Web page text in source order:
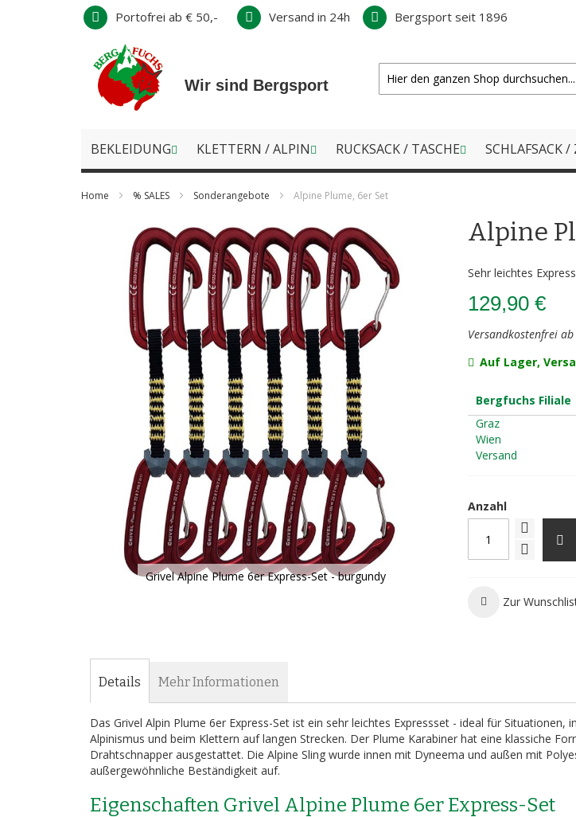
Direkt
Inhalt
Portofrei ab € 50,- Versand in 24h Bergsport seit 1896
Wir sind Bergsport
BEKLEIDUNG KLETTERN / ALPIN RUCKSACK / TASCHE SCHLAFSACK /
Home % SALES Sonderangebote Alpine Plume, 6er Set
Bildergalerie
Grivel Alpine Plume 6er Express-Set - burgundy
springen
Alpine
Sehr leichtes
129,90 €
Versandkostenfrei ab
Auf Lager,
Bergfuchs Filiale
Graz
Wien
Versand
Anzahl
Zur
Details
Das Grivel Alpin Plume 6er Express-Set ist ein sehr leichtes Expressset - ideal für Situationen,
Alpinismus und beim Klettern auf langen Strecken. Der Plume Karabiner hat eine klassiche
Drahtschnapper ausgestattet. Die Alpine Sling wurde innen mit Dyneema und außen mit
außergewöhnliche Beständigkeit auf.
Eigenschaften Grivel Alpine Plume 6er Express-Set
Mehr Informationen